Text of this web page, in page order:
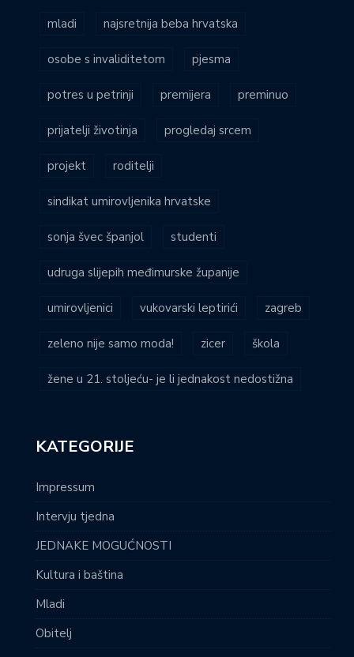
mladi najsretnija beba hrvatska
osobe s invaliditetom pjesma
potres u petrinji premijera preminuo
prijatelji životinja progledaj srcem
projekt roditelji
sindikat umirovljenika hrvatske
sonja švec španjol studenti
udruga slijepih međimurske županije
umirovljenici vukovarski leptirići zagreb
zeleno nije samo moda! zicer škola
žene u 21. stoljeću- je li jednakost nedostižna
KATEGORIJE
Impressum
Intervju tjedna
JEDNAKE MOGUĆNOSTI
Kultura i baština
Mladi
Obitelj